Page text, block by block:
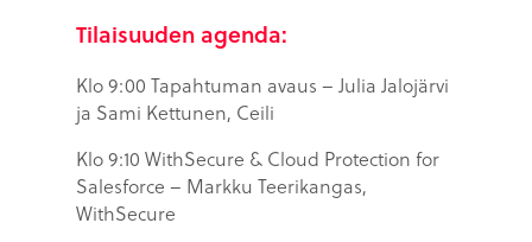
Tilaisuuden agenda:
Klo 9:00 Tapahtuman avaus – Julia Jalojärvi
ja Sami Kettunen, Ceili
Klo 9:10 WithSecure & Cloud Protection for
Salesforce – Markku Teerikangas,
WithSecure​​